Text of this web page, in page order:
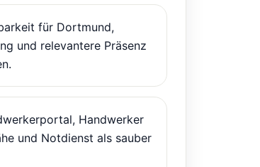
für Dortmund,
und relevantere Präsenz
Handwerker
und Notdienst als sauber